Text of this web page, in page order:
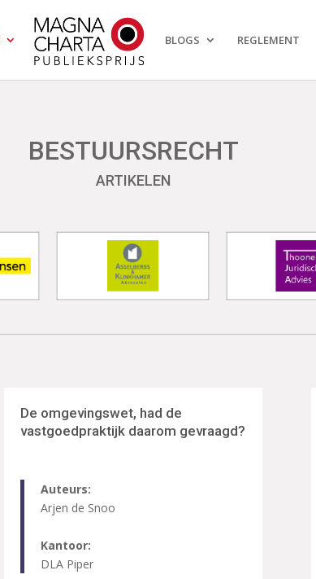
BLOGS REGLEMENT
BESTUURSRECHT
ARTIKELEN
De omgevingswet, had de
vastgoedpraktijk daarom gevraagd?
Auteurs:
Arjen de Snoo
Kantoor:
DLA Piper